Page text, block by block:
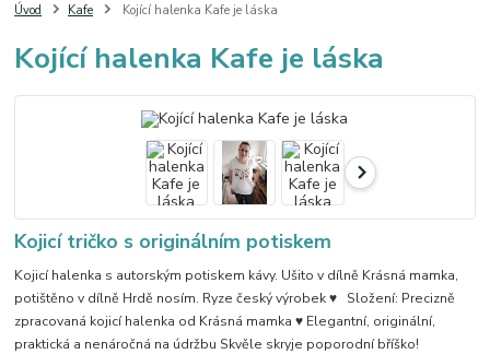
Úvod Kafe Kojící halenka Kafe je láska
Kojící halenka Kafe je láska
Kojicí tričko s originálním potiskem
Kojicí halenka s autorským potiskem kávy. Ušito v dílně Krásná mamka,
potištěno v dílně Hrdě nosím. Ryze český výrobek ♥ Složení: Precizně
zpracovaná kojicí halenka od Krásná mamka ♥ Elegantní, originální,
praktická a nenáročná na údržbu Skvěle skryje poporodní bříško!